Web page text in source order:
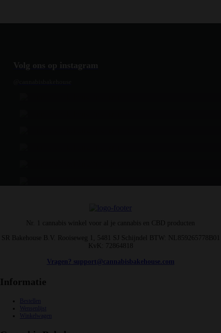
Nr. 1 cannabis winkel voor al je cannabis en CBD producten
SR Bakehouse B.V. Rooiseweg 1, 5481 SJ Schijndel BTW: NL859265778B01
KvK: 72864818
Vragen? support@cannabisbakehouse.com
Informatie
Bestellen
Wensenlijst
Winkelwagen